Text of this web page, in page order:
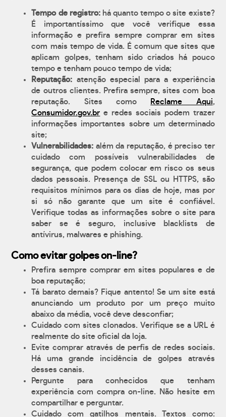
Tempo de registro:há quanto tempo o site existe?
É importantíssimo que você verifique essa
informação e prefira sempre comprar em sites
com mais tempo de vida. É comum que sites que
aplicam golpes, tenham sido criados há pouco
tempo e tenham pouco tempo de vida;
Reputação: atenção especial para a experiência
de outros clientes. Prefira sempre, sites com boa
reputação. Sites como
Reclame Aqui,
Consumidor.gov.br e redes sociais podem trazer
informações importantes sobre um determinado
site;
Vulnerabilidades: além da reputação, é preciso ter
cuidado com possíveis vulnerabilidades de
segurança, que podem colocar em risco os seus
dados pessoais. Presença de SSL ou HTTPS, são
requisitos mínimos para os dias de hoje, mas por
si só não garante que um site é confiável.
Verifique todas as informações sobre o site para
saber se é seguro, inclusive blacklists de
antívirus, malwares e phishing.
Como evitar golpes on-line?
Prefira sempre comprar em sites populares e de
boa reputação;
Tá barato demais? Fique antento! Se um site está
anunciando um produto por um preço muito
abaixo da média, você deve desconfiar;
Cuidado com sites clonados. Verifique se a URL é
realmente do site oficial da loja.
Evite comprar através de perfis de redes sociais.
Há uma grande incidência de golpes através
desses canais.
Pergunte para conhecidos que tenham
experiência com compra on-line. Não hesite em
compartilhar e perguntar.
Cuidado com gatilhos mentais. Textos como: